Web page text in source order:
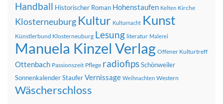
Handball Historischer Roman Hohenstaufen Kelten Kirche
Klosterneuburg Kultur Kulturnacht Kunst
Künstlerbund Klosterneuburg Lesung literatur Malerei
Manuela Kinzel Verlag Offener Kulturtreff
Ottenbach Passionszeit Pflege radiofipsSchönweiler
SonnenkalenderStauferVernissage Weihnachten Western
Wäscherschloss